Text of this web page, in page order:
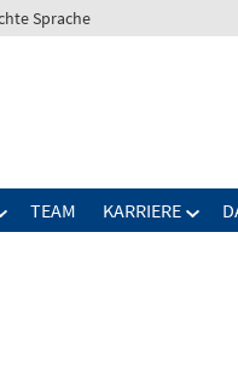
Sprache
TEAM KARRIERE